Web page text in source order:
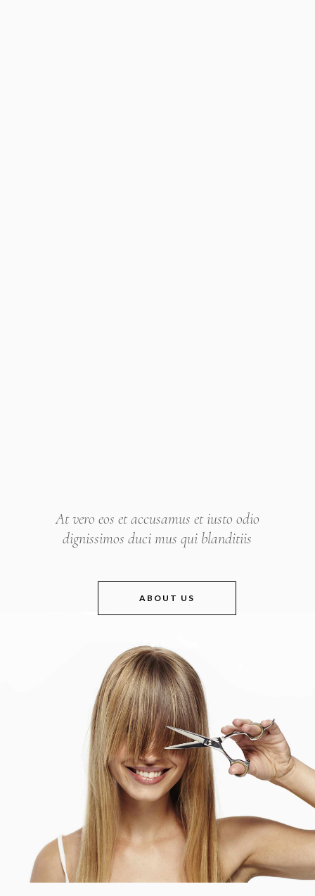
ABOUT US
At vero eos et accusamus et iusto odio
dignissimos duci mus qui blanditiis